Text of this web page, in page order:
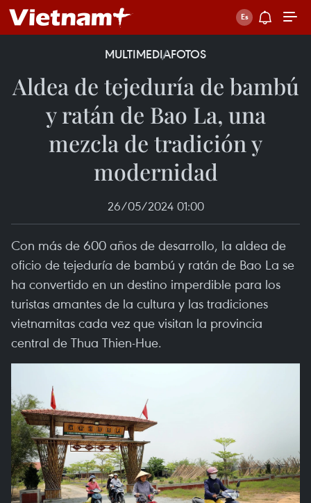
MULTIMEDIAFOTOS
Aldea de tejeduría de bambú
y ratán de Bao La, una
mezcla de tradición y
modernidad
26/05/2024 01:00
Con más de 600 años de desarrollo, la aldea de
oficio de tejeduría de bambú y ratán de Bao La se
ha convertido en un destino imperdible para los
turistas amantes de la cultura y las tradiciones
vietnamitas cada vez que visitan la provincia
central de Thua Thien-Hue.